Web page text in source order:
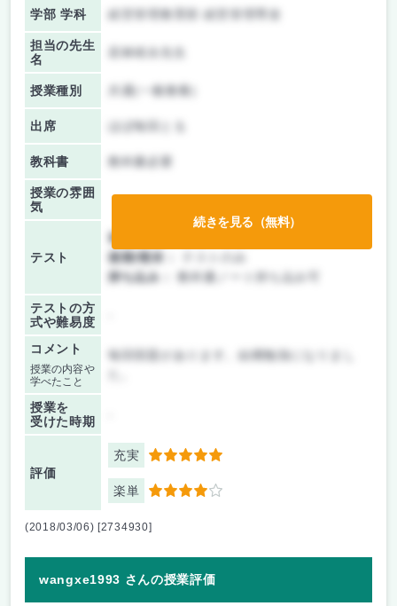
学部 学科
担当の先生
名
若林靖永先生
授業種別 共通(一般教養)
出席 ほぼ毎回とる
教科書 教科書必要
授業の雰囲
気
テスト
前期/中間：
後期/期末：
持ち込み：
教科書ノート持ち込み可
テストの方
式や難易度
コメント
授業の内容や
学べたこと
毎回宿題があります。結構勉強になりまし
授業を
受けた時期
評価
充実 5
楽単 4
続きを見る（無料）
(2018/03/06) [2734930]
wangxe1993 さんの授業評価